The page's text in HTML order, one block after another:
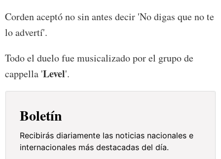
Corden aceptó no sin antes decir 'No digas que no te
lo advertí'.
Todo el duelo fue musicalizado por el grupo de
cappella 'Level'.
Boletín
Recibirás diariamente las noticias nacionales e
internacionales más destacadas del día.